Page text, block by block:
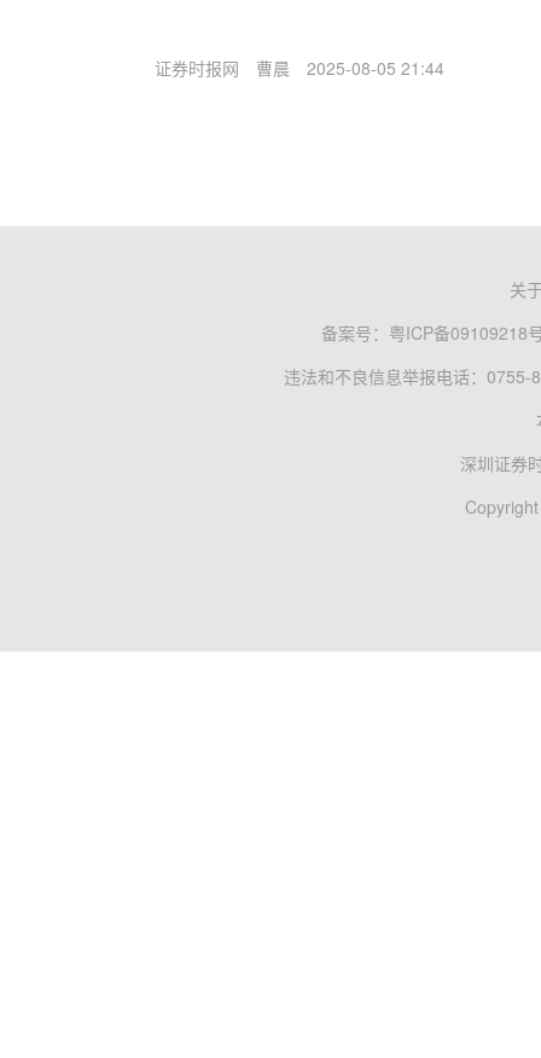
证券时报网 曹晨 2025-08-05 21:44
关
备案号： 粤ICP备09109218
违法和不良信息举报电话：0755-
深圳证券